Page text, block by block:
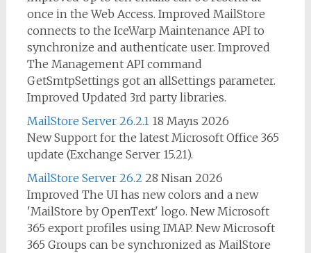
once in the Web Access. Improved MailStore
connects to the IceWarp Maintenance API to
synchronize and authenticate user. Improved
The Management API command
GetSmtpSettings got an allSettings parameter.
Improved Updated 3rd party libraries.
MailStore Server 26.2.1 18 Mayıs 2026
New Support for the latest Microsoft Office 365
update (Exchange Server 15.21).
MailStore Server 26.2 28 Nisan 2026
Improved The UI has new colors and a new
'MailStore by OpenText' logo. New Microsoft
365 export profiles using IMAP. New Microsoft
365 Groups can be synchronized as MailStore